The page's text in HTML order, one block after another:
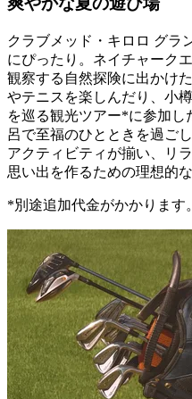
クラブメッド・キロロ グラ
にぴったり。ネイチャーク
観察する自然探険に出かけ
やテニスを楽しんだり、小
を巡る観光ツアー*に参加
呂で至福のひとときを過ご
アクティビティが揃い、リ
思い出を作るための理想的
*別途追加代金がかかります。